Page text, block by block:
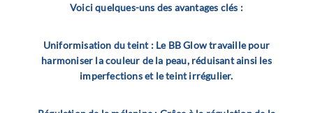
Voici quelques-uns des avantages clés :
Uniformisation du teint : Le BB Glow travaille pour
harmoniser la couleur de la peau, réduisant ainsi les
imperfections et le teint irrégulier.